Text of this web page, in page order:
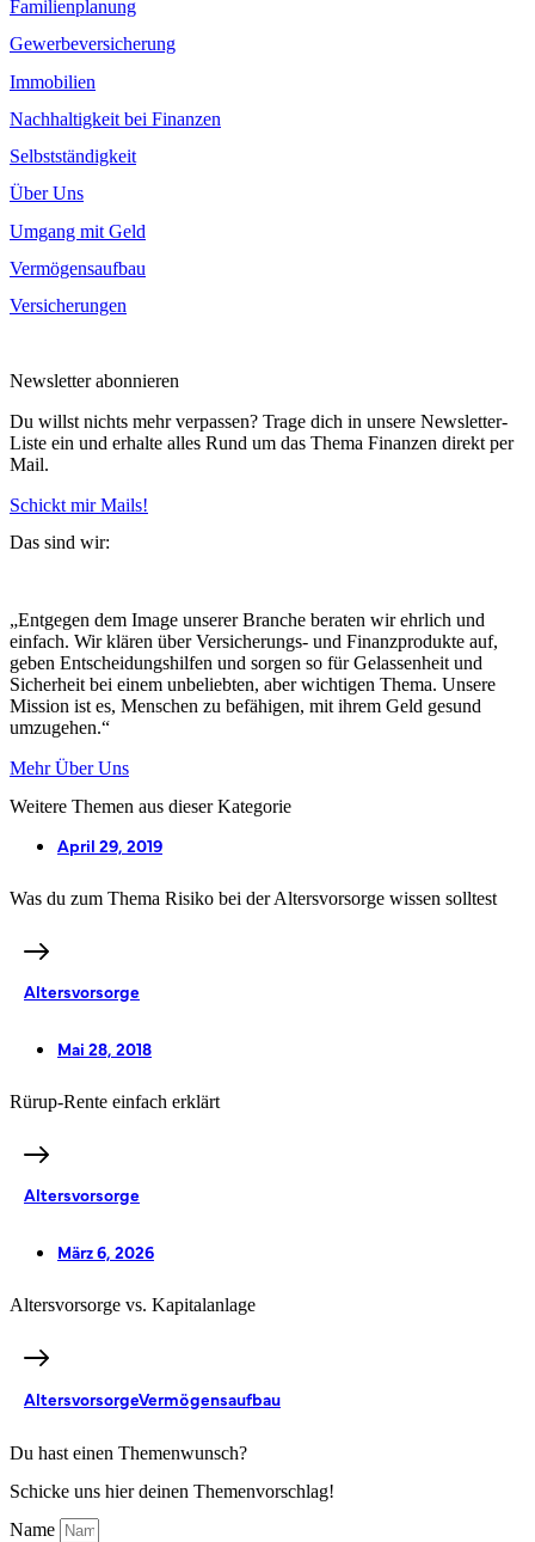
Familienplanung
Gewerbeversicherung
Immobilien
Nachhaltigkeit bei Finanzen
Selbstständigkeit
Über Uns
Umgang mit Geld
Vermögensaufbau
Versicherungen
Newsletter abonnieren
Du willst nichts mehr verpassen? Trage dich in unsere Newsletter-
Liste ein und erhalte alles Rund um das Thema Finanzen direkt per
Mail.
Schickt mir Mails!
Das sind wir:
„Entgegen dem Image unserer Branche beraten wir ehrlich und
einfach. Wir klären über Versicherungs- und Finanzprodukte auf,
geben Entscheidungshilfen und sorgen so für Gelassenheit und
Sicherheit bei einem unbeliebten, aber wichtigen Thema. Unsere
Mission ist es, Menschen zu befähigen, mit ihrem Geld gesund
umzugehen.“
Mehr Über Uns
Weitere Themen aus dieser Kategorie
April 29, 2019
Was du zum Thema Risiko bei der Altersvorsorge wissen solltest
Altersvorsorge
Mai 28, 2018
Rürup-Rente einfach erklärt
Altersvorsorge
März 6, 2026
Altersvorsorge vs. Kapitalanlage
AltersvorsorgeVermögensaufbau
Du hast einen Themenwunsch?
Schicke uns hier deinen Themenvorschlag!
Name